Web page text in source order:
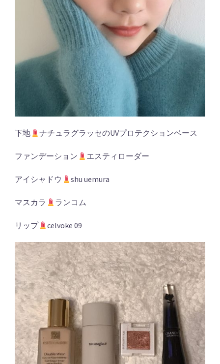
下地 ナチュラグラッセのUVプロテクションベース
ファンデーション エスティローダー
アイシャドウ shu uemura
マスカラ ランコム
リップ celvoke 09